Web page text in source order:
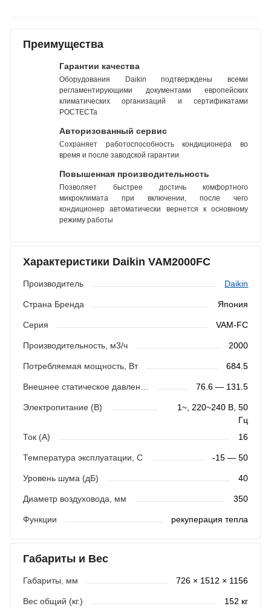
Преимущества
Гарантии качества
Оборудования Daikin подтверждены всеми
регламентирующими документами европейских
климатических организаций и сертификатами
РОСТЕСТа
Авторизованный сервис
Сохраняет работоспособность кондиционера во
время и после заводской гарантии
Повышенная производительность
Позволяет быстрее достичь комфортного
микроклимата при включении, после чего
кондиционер автоматически вернется к основному
режиму работы
Характеристики Daikin VAM2000FC
Производитель Daikin
Страна Бренда Япония
Серия VAM-FC
Производительность, м3/ч 2000
Потребляемая мощность, Вт 684.5
76.6 — 131.5
Электропитание (В)
1~, 220~240 В, 50
Гц
Ток (А)
16
Температура эксплуатации, С -15 — 50
Уровень шума (дБ) 40
Диаметр воздуховода, мм 350
Функции рекуперация тепла
Габариты и Вес
Габариты, мм 726 × 1512 × 1156
Вес общий (кг.) 152 кг